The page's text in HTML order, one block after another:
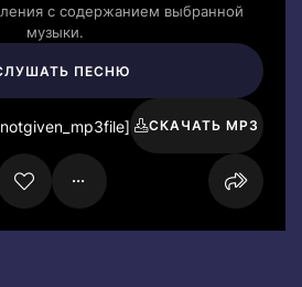
с содержанием выбранной
музыки.
ПЕСНЮ
СКАЧАТЬ MP3